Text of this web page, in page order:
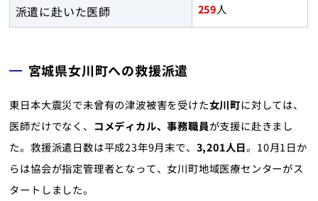
派遣に赴いた医師 259人
宮城県女川町への救援派遣
東日本大震災で未曾有の津波被害を受けた女川町に対しては、
医師だけでなく、 コメディカル、事務職員が支援に赴きまし
た。救援派遣日数は平成23年9月末で、 3,201人日。10月1日か
らは協会が指定管理者となって、女川町地域医療センターがス
タートしました。